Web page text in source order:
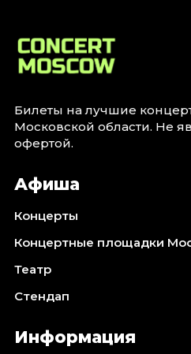
Билеты на лучшие
Московской области. Не
офертой.
Афиша
Концерты
Концертные площадки
Театр
Стендап
Информация